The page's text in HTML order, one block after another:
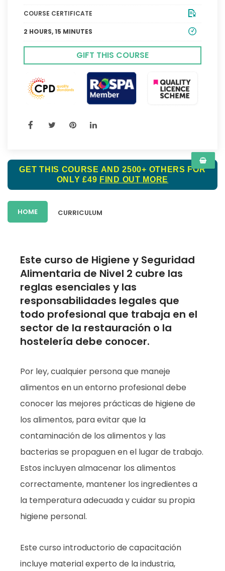
COURSE CERTIFICATE
2 HOURS, 15 MINUTES
GIFT THIS COURSE
GET THIS COURSE AND 2500+ OTHERS FOR
ONLY £49 FIND OUT MORE
HOME CURRICULUM
Este curso de Higiene y Seguridad
Alimentaria de Nivel 2 cubre las
reglas esenciales y las
responsabilidades legales que
todo profesional que trabaja en el
sector de la restauración o la
hostelería debe conocer.
Por ley, cualquier persona que maneje
alimentos en un entorno profesional debe
conocer las mejores prácticas de higiene de
los alimentos, para evitar que la
contaminación de los alimentos y las
bacterias se propaguen en el lugar de trabajo.
Estos incluyen almacenar los alimentos
correctamente, mantener los ingredientes a
la temperatura adecuada y cuidar su propia
higiene personal.
Este curso introductorio de capacitación
incluye material experto de la industria,